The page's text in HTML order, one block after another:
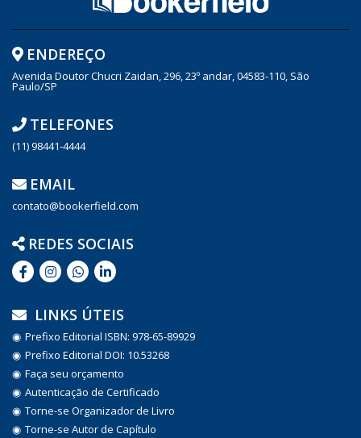
ENDEREÇO
Avenida Doutor Chucri Zaidan, 296, 23º andar, 04583-110, São
Paulo/SP
TELEFONES
(11) 98441-4444
EMAIL
contato@bookerfield.com
REDES SOCIAIS
LINKS ÚTEIS
Prefixo Editorial ISBN: 978-65-89929
Prefixo Editorial DOI: 10.53268
Faça seu orçamento
Autenticação de Certificado
Torne-se Organizador de Livro
Torne-se Autor de Capítulo